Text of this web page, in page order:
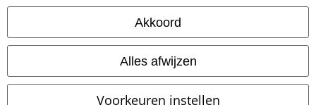
Akkoord
Alles afwijzen
Voorkeuren instellen
Alle prijzen incl.wettelijke BTW
© 1986-2026 Large Popmerchandising B.V.